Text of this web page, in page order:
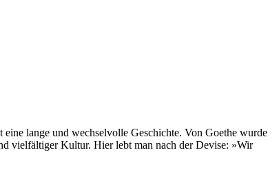
eine lange und wechselvolle Geschichte. Von Goethe wurde
vielfältiger Kultur. Hier lebt man nach der Devise: »Wir